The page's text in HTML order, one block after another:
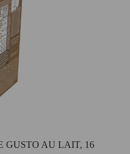
GUSTO AU LAIT, 16